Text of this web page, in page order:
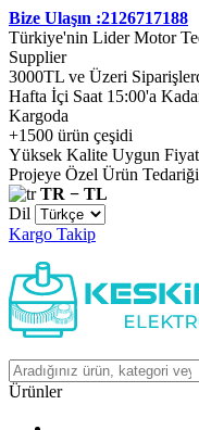
Bize Ulaşın :2126717188
Türkiye'nin Lider Motor
Supplier
3000TL ve Üzeri
Hafta İçi Saat 15:00'a
Kargoda
+1500 ürün çeşidi
Yüksek Kalite Uygun Fiyat
Projeye Özel Ürün Tedariği
TR − TL
Dil
Kargo Takip
Ürünler